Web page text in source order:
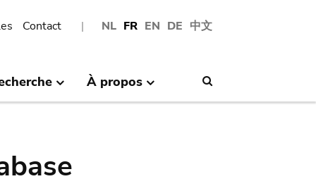
NL FR EN DE 中文
Contact
À propos